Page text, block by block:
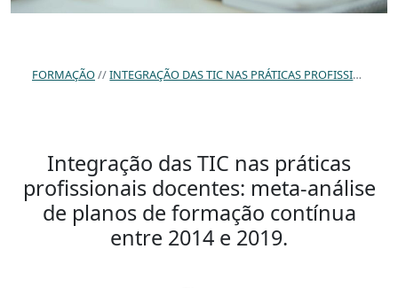
FORMAÇÃO INTEGRAÇÃO DAS TIC NAS PRÁTICAS PROFISSIONAIS DOCENTES: META-ANÁLISE DE PLANOS DE FORMAÇÃO CONTÍNUA ENTRE 2014 E 2019.
Integração das TIC nas práticas
profissionais docentes: meta-análise
de planos de formação contínua
entre 2014 e 2019.